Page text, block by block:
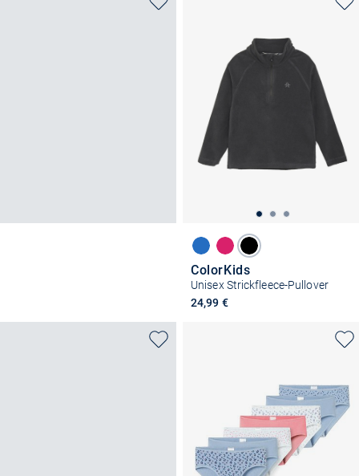
ColorKids
Unisex Strickfleece-Pullover
24,99 €